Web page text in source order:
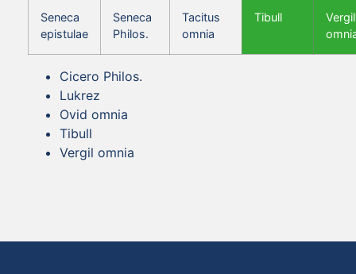
Seneca
epistulae
Seneca
Philos.
Tacitus
omnia
Tibull
Vergil
Cicero Philos.
Lukrez
Ovid omnia
Tibull
Vergil omnia